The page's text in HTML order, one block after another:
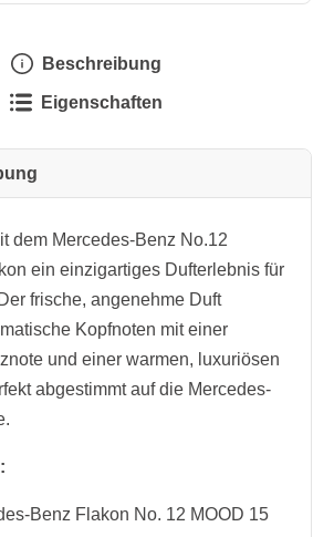
Beschreibung
Eigenschaften
dem Mercedes-Benz No.12
ein einzigartiges Dufterlebnis für
frische, angenehme Duft
Kopfnoten mit einer
und einer warmen, luxuriösen
abgestimmt auf die Mercedes-
Benz Flakon No. 12 MOOD 15